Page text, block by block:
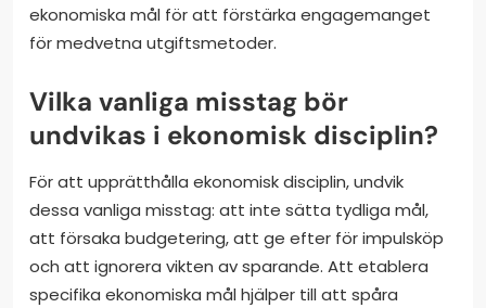
ekonomiska mål för att förstärka engagemanget
för medvetna utgiftsmetoder.
Vilka vanliga misstag bör
undvikas i ekonomisk disciplin?
För att upprätthålla ekonomisk disciplin, undvik
dessa vanliga misstag: att inte sätta tydliga mål,
att försaka budgetering, att ge efter för impulsköp
och att ignorera vikten av sparande. Att etablera
specifika ekonomiska mål hjälper till att spåra